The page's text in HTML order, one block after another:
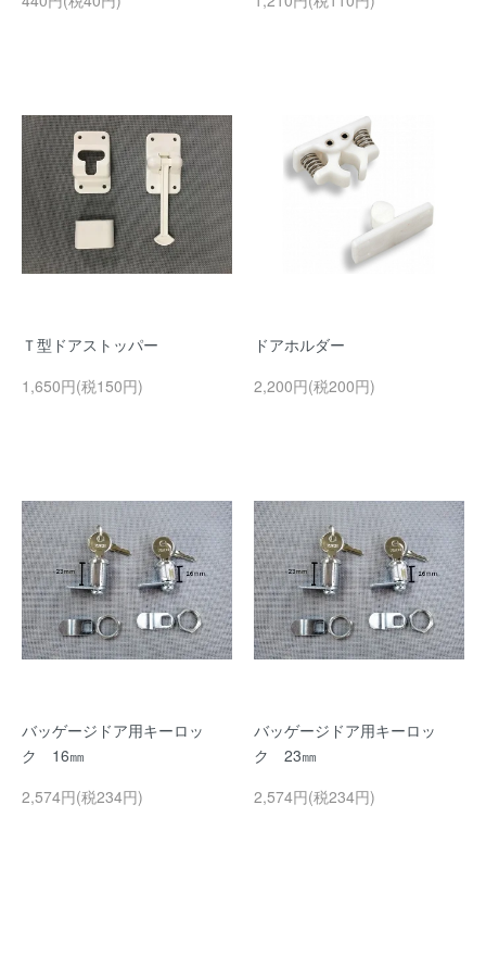
Ｔ型ドアストッパー
1,650円(税150円)
ドアホルダー
2,200円(税200円)
バッゲージドア用キーロッ
ク 16㎜
2,574円(税234円)
バッゲージドア用キーロッ
ク 23㎜
2,574円(税234円)